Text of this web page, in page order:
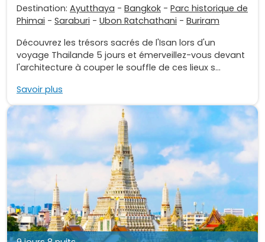
Destination: Ayutthaya - Bangkok - Parc historique de
Phimai - Saraburi - Ubon Ratchathani - Buriram
Découvrez les trésors sacrés de l'Isan lors d'un
voyage Thailande 5 jours et émerveillez-vous devant
l'architecture à couper le souffle de ces lieux s...
Savoir plus